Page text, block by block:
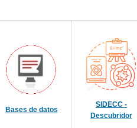
Bases de datos
SIDECC -
Descubridor